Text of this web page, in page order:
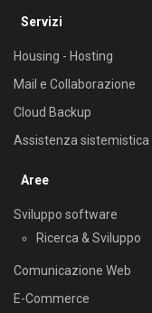
Servizi
Housing - Hosting
Mail e Collaborazione
Cloud Backup
Assistenza sistemistica
Aree
Sviluppo software
Ricerca & Sviluppo
Comunicazione Web
E-Commerce